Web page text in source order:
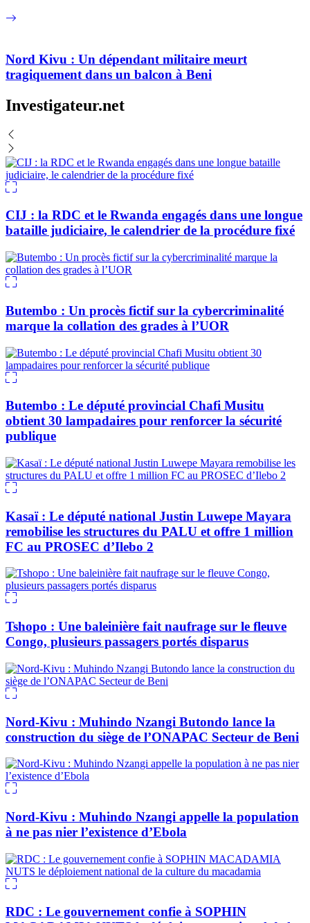
Nord Kivu : Un dépendant militaire meurt
tragiquement dans un balcon à Beni
Investigateur.net
CIJ : la RDC et le Rwanda engagés dans une longue
bataille judiciaire, le calendrier de la procédure fixé
Butembo : Un procès fictif sur la cybercriminalité
marque la collation des grades à l’UOR
Butembo : Le député provincial Chafi Musitu
obtient 30 lampadaires pour renforcer la sécurité
publique
Kasaï : Le député national Justin Luwepe Mayara
remobilise les structures du PALU et offre 1 million
FC au PROSEC d’Ilebo 2
Tshopo : Une baleinière fait naufrage sur le fleuve
Congo, plusieurs passagers portés disparus
Nord-Kivu : Muhindo Nzangi Butondo lance la
construction du siège de l’ONAPAC Secteur de Beni
Nord-Kivu : Muhindo Nzangi appelle la population
à ne pas nier l’existence d’Ebola
RDC : Le gouvernement confie à SOPHIN